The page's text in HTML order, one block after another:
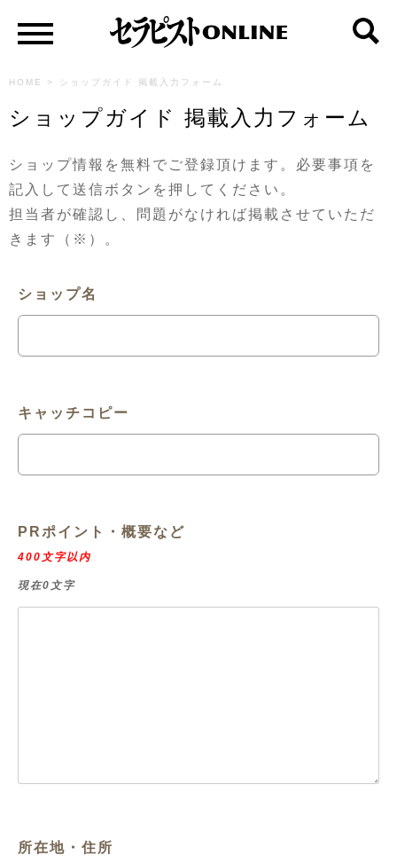
HOME > ショップガイド 掲載入力フォーム
ショップガイド 掲載入力フォーム
ショップ情報を無料でご登録頂けます。必要事項を
記入して送信ボタンを押してください。
担当者が確認し、問題がなければ掲載させていただ
きます（※）。
ショップ名
キャッチコピー
PRポイント・概要など
400文字以内
現在0文字
所在地・住所